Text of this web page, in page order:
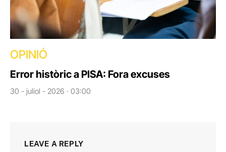
OPINIÓ
Error històric a PISA: Fora excuses
30 - juliol - 2026 · 03:00
LEAVE A REPLY